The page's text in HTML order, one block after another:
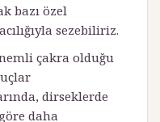
bazı özel
sezebiliriz.
çakra olduğu
dirseklerde
daha